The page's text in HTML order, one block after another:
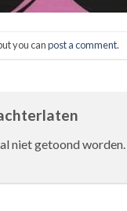
you canpost a comment.
niet getoond worden.